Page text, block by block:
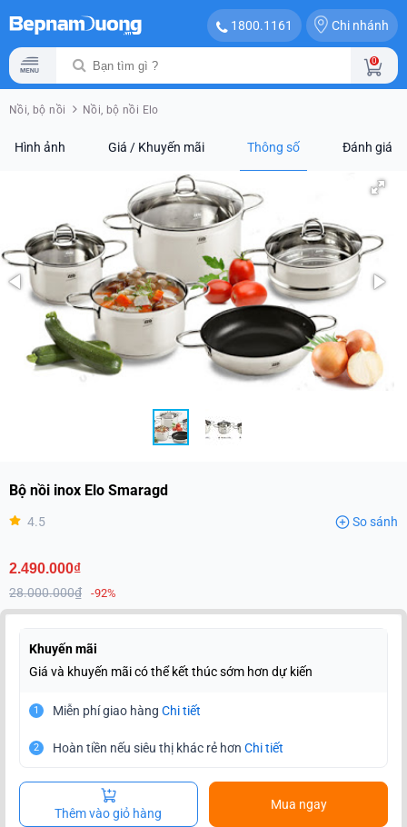
1800.1161 Chi nhánh
0
Nồi, bộ nồi Nồi, bộ nồi Elo
Hình ảnh Giá / Khuyến mãi Thông số Đánh giá
Bộ nồi inox Elo Smaragd
4.5 So sánh
2.490.000₫
28.000.000₫ -92%
Khuyến mãi
Giá và khuyến mãi có thể kết thúc sớm hơn dự kiến
1 Miễn phí giao hàng Chi tiết
2 Hoàn tiền nếu siêu thị khác rẻ hơn Chi tiết
Thêm vào giỏ hàng
Mua ngay